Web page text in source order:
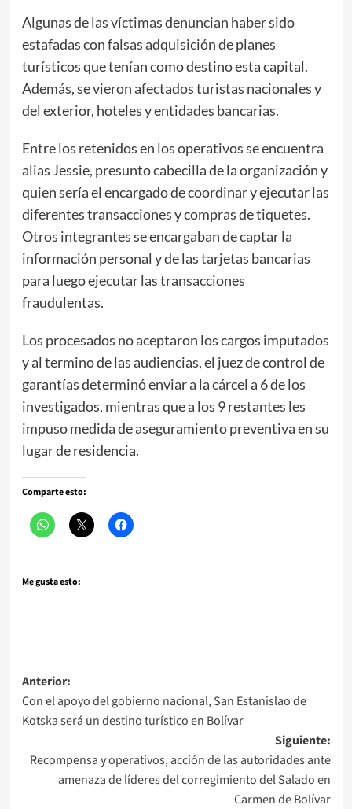
Algunas de las víctimas denuncian haber sido
estafadas con falsas adquisición de planes
turísticos que tenían como destino esta capital.
Además, se vieron afectados turistas nacionales y
del exterior, hoteles y entidades bancarias.
Entre los retenidos en los operativos se encuentra
alias Jessie, presunto cabecilla de la organización y
quien sería el encargado de coordinar y ejecutar las
diferentes transacciones y compras de tiquetes.
Otros integrantes se encargaban de captar la
información personal y de las tarjetas bancarias
para luego ejecutar las transacciones
fraudulentas.
Los procesados no aceptaron los cargos imputados
y al termino de las audiencias, el juez de control de
garantías determinó enviar a la cárcel a 6 de los
investigados, mientras que a los 9 restantes les
impuso medida de aseguramiento preventiva en su
lugar de residencia.
Comparte esto:
Me gusta esto:
Navegación
de
entradas
Anterior:
Con el apoyo del gobierno nacional, San Estanislao de
Kotska será un destino turístico en Bolívar
Siguiente:
Recompensa y operativos, acción de las autoridades ante
amenaza de líderes del corregimiento del Salado en
Carmen de Bolívar